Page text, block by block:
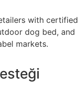
with certified
dog bed, and
markets.